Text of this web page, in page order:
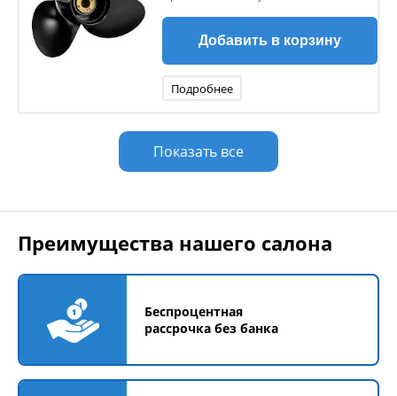
Добавить в корзину
Подробнее
Показать все
Преимущества нашего салона
Беспроцентная
рассрочка без банка